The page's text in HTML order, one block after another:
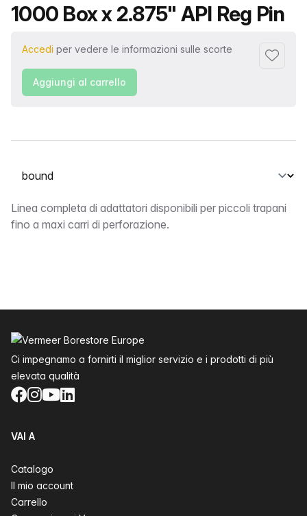
1000 Box x 2.875" API Reg Pin
Accedi per vedere le informazioni sulle scorte
Aggiungi al carrello
Seleziona una scheda
bound
Linea completa di adattatori disponibili per piccoli trapani
fino a maxi carri di perforazione.
Ci impegnamo a fornirti il miglior servizio e i prodotti di più
elevata qualità
Facebook
Instagram
YouTube
LinkedIn
VAI A
Catalogo
Il mio account
Carrello